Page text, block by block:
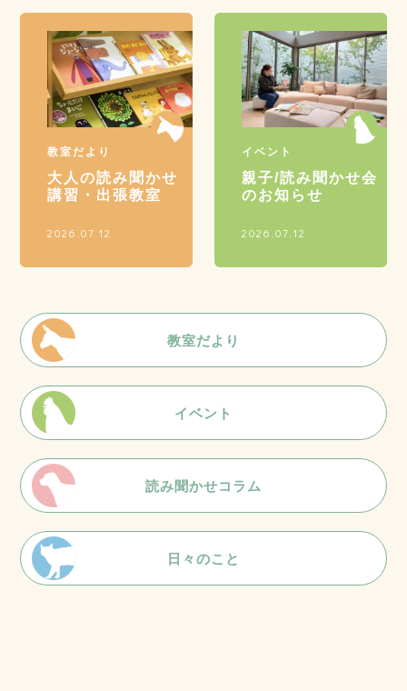
教室だより
大人の読み聞かせ
講習・出張教室
2026.07.12
イベント
親子/読み聞かせ会
のお知らせ
2026.07.12
教室だより
イベント
読み聞かせコラム
日々のこと